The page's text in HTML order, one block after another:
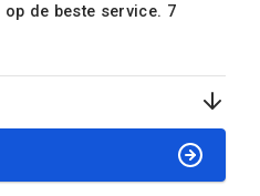
op de beste service. 7